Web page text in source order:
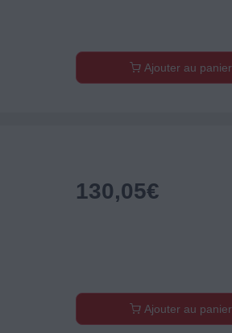
Ajouter au panier
130,05€
Ajouter au panier